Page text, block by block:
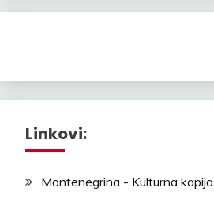
Linkovi:
Montenegrina - Kulturna